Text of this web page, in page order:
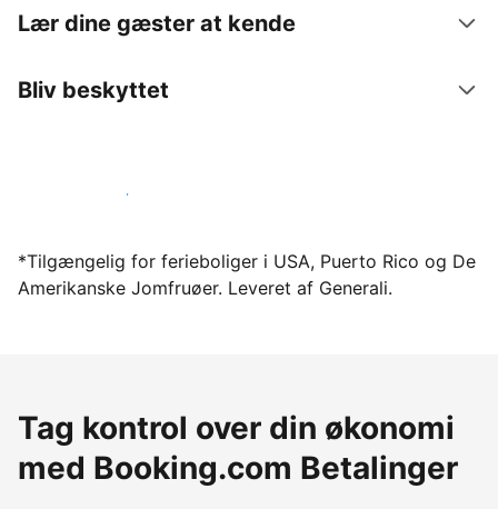
Lær dine gæster at kende
Bliv beskyttet
Bliv vært hos os i dag
*Tilgængelig for ferieboliger i USA, Puerto Rico og De
Amerikanske Jomfruøer. Leveret af Generali.
Tag kontrol over din økonomi
med Booking.com Betalinger